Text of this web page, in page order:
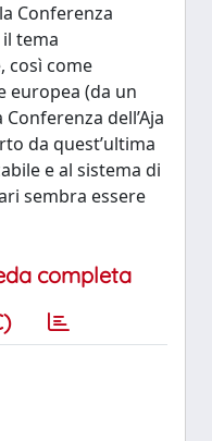
Conferenza
il tema
così come
europea (da un
dell’Aja
da quest’ultima
e al sistema di
sembra essere
completa